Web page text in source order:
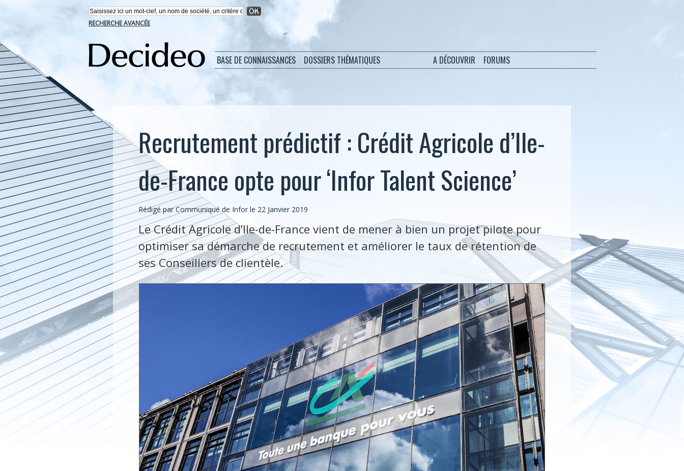
RECHERCHE AVANCÉE
BASE DE CONNAISSANCES DOSSIERS THÉMATIQUES A DÉCOUVRIR FORUMS
Recrutement prédictif : Crédit Agricole d’Ile-
de-France opte pour ‘Infor Talent Science’
Rédigé par Communiqué de Infor le 22 Janvier 2019
Le Crédit Agricole d’Ile-de-France vient de mener à bien un projet pilote pour
optimiser sa démarche de recrutement et améliorer le taux de rétention de
ses Conseillers de clientèle.